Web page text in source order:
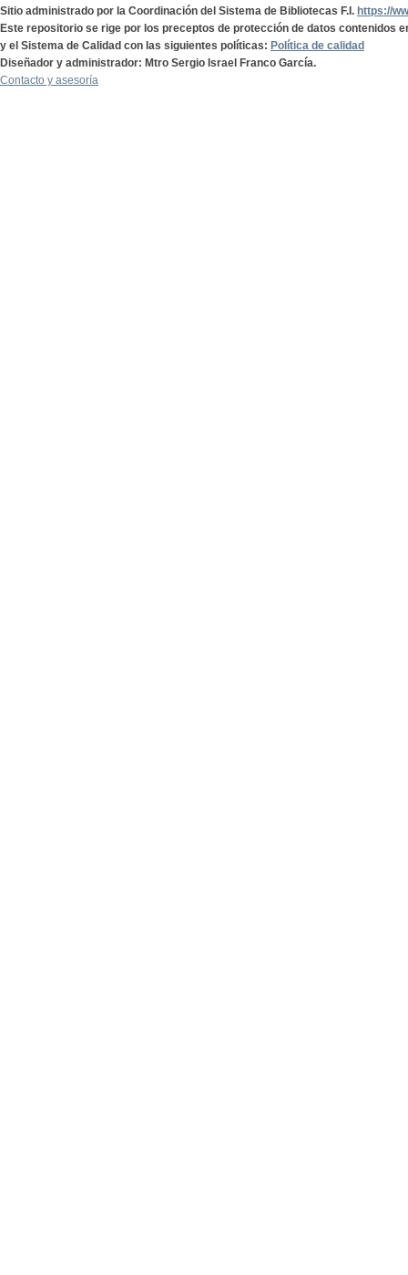
Sitio administrado por la Coordinación del Sistema de Bibliotecas F.I. https://
Este repositorio se rige por los preceptos de protección de datos contenidos
y el Sistema de Calidad con las siguientes políticas: Política de calidad
Diseñador y administrador: Mtro Sergio Israel Franco García.
Contacto y asesoría